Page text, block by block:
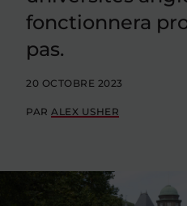
fonctionnera
pas.